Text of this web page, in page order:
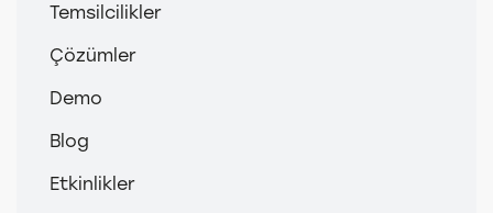
Temsilcilikler
Çözümler
Demo
Blog
Etkinlikler